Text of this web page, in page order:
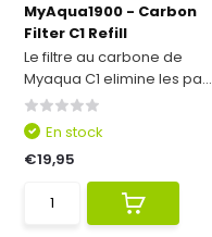
MyAqua1900 - Carbon
Filter C1 Refill
Le filtre au carbone de
Myaqua C1 elimine les pa...
En stock
€19,95